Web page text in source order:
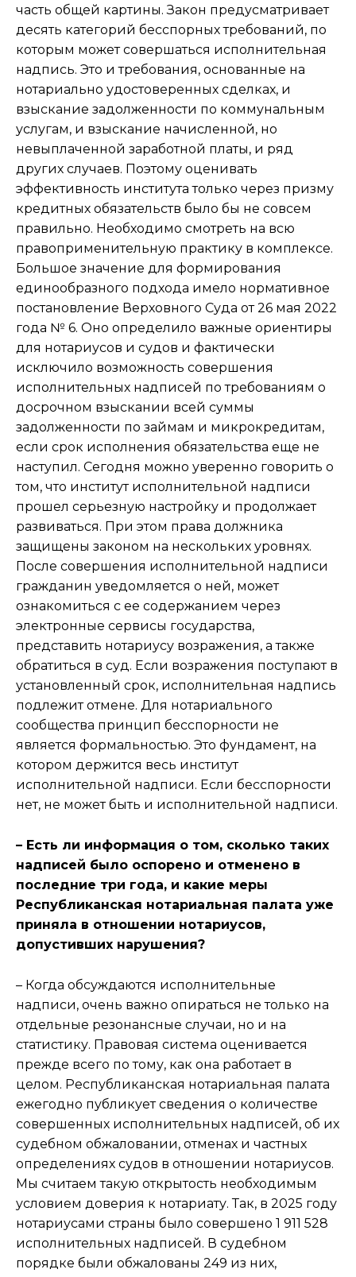
часть общей картины. Закон предусматривает
десять категорий бесспорных требований, по
которым может совершаться исполнительная
надпись. Это и требования, основанные на
нотариально удостоверенных сделках, и
взыскание задолженности по коммунальным
услугам, и взыскание начисленной, но
невыплаченной заработной платы, и ряд
других случаев. Поэтому оценивать
эффективность института только через призму
кредитных обязательств было бы не совсем
правильно. Необходимо смотреть на всю
правоприменительную практику в комплексе.
Большое значение для формирования
единообразного подхода имело нормативное
постановление Верховного Суда от 26 мая 2022
года № 6. Оно определило важные ориентиры
для нотариусов и судов и фактически
исключило возможность совершения
исполнительных надписей по требованиям о
досрочном взыскании всей суммы
задолженности по займам и микрокредитам,
если срок исполнения обязательства еще не
наступил. Сегодня можно уверенно говорить о
том, что институт исполнительной надписи
прошел серьезную настройку и продолжает
развиваться. При этом права должника
защищены законом на нескольких уровнях.
После совершения исполнительной надписи
гражданин уведомляется о ней, может
ознакомиться с ее содержанием через
электронные сервисы государства,
представить нотариусу возражения, а также
обратиться в суд. Если возражения поступают в
установленный срок, исполнительная надпись
подлежит отмене. Для нотариального
сообщества принцип бесспорности не
является формальностью. Это фундамент, на
котором держится весь институт
исполнительной надписи. Если бесспорности
нет, не может быть и исполнительной надписи.
– Есть ли информация о том, сколько таких
надписей было оспорено и отменено в
последние три года, и какие меры
Республиканская нотариальная палата уже
приняла в отношении нотариусов,
допустивших нарушения?
– Когда обсуждаются исполнительные
надписи, очень важно опираться не только на
отдельные резонансные случаи, но и на
статистику. Правовая система оценивается
прежде всего по тому, как она работает в
целом. Республиканская нотариальная палата
ежегодно публикует сведения о количестве
совершенных исполнительных надписей, об их
судебном обжаловании, отменах и частных
определениях судов в отношении нотариусов.
Мы считаем такую открытость необходимым
условием доверия к нотариату. Так, в 2025 году
нотариусами страны было совершено 1 911 528
исполнительных надписей. В судебном
порядке были обжалованы 249 из них,